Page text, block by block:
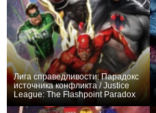
Лига справедливости: Парадокс
источника конфликта / Justice
League: The Flashpoint Paradox